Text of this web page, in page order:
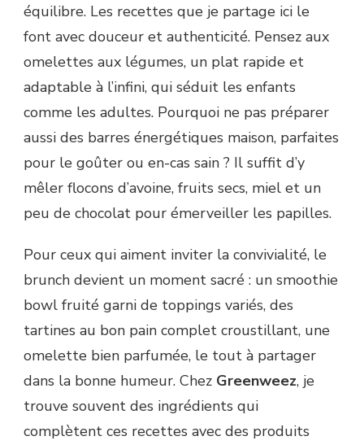
équilibre. Les recettes que je partage ici le
font avec douceur et authenticité. Pensez aux
omelettes aux légumes, un plat rapide et
adaptable à l’infini, qui séduit les enfants
comme les adultes. Pourquoi ne pas préparer
aussi des barres énergétiques maison, parfaites
pour le goûter ou en-cas sain ? Il suffit d’y
mêler flocons d’avoine, fruits secs, miel et un
peu de chocolat pour émerveiller les papilles.
Pour ceux qui aiment inviter la convivialité, le
brunch devient un moment sacré : un smoothie
bowl fruité garni de toppings variés, des
tartines au bon pain complet croustillant, une
omelette bien parfumée, le tout à partager
dans la bonne humeur. Chez Greenweez, je
trouve souvent des ingrédients qui
complètent ces recettes avec des produits